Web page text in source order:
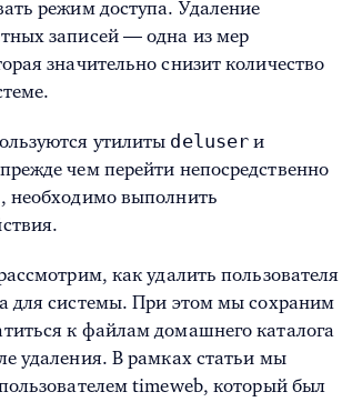
режим доступа. Удаление
записей — одна из мер
значительно снизит количество
утилиты deluser и
чем перейти непосредственно
необходимо выполнить
какудалить пользователя
для системы. При этом мы сохраним
к файлам домашнего каталога
удаления. В рамках статьи мы
timeweb, который был